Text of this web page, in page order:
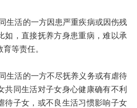
活的一方因患严重疾病或因伤残
如，直接抚养方身患重病，难以承
等责任。
活的一方不尽抚养义务或有虐待
共同生活对子女身心健康确有不利
待子女，或不良生活习惯影响子女